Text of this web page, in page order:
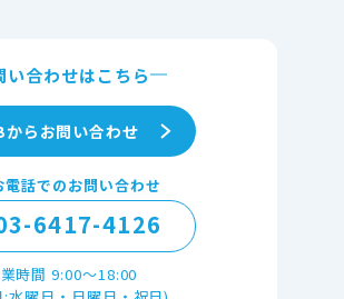
い合わせはこちら
からお問い合わせ
電話でのお問い合わせ
6417-4126
時間 9:00～18:00